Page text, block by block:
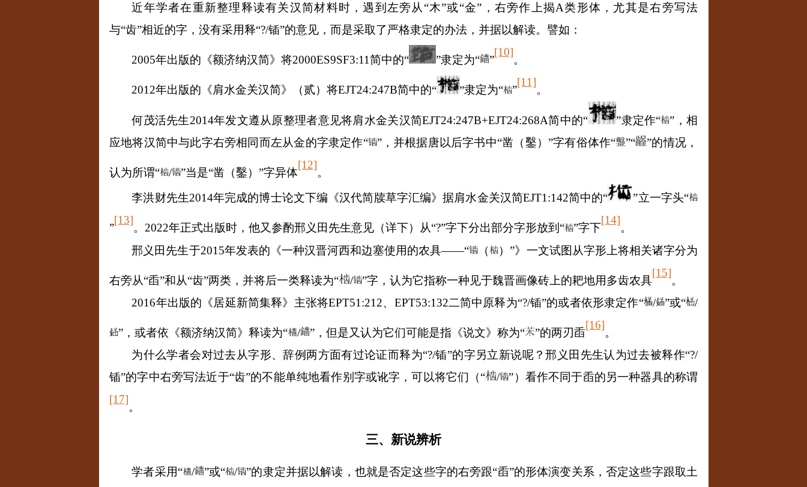
近年学者在重新整理释读有关汉简材料时，遇到左旁从 “木”或“金” ，右旁作上揭A类形体，尤其是右旁写法
与“齿”相近的字，没有采用释“?/锸”的意见，而是采取了严格隶定的办法，并据以解读。譬如：
2005年出版的《额济纳汉简》将2000ES9SF3:11简中的“ ”隶定为“ ”
[10]
。
2012年出版的《肩水金关汉简》（贰）将EJT24:247B简中的“ ”隶定为“ ”
[11]
。
何茂活先生2014年发文遵从原整理者意见将肩水金关汉简EJT24:247B+EJT24:268A简中的“ ”隶定作“ ” ，相
应地将汉简中与此字右旁相同而左从金的字隶定作“ ”，并根据唐以后字书中“凿（鑿） ”字有俗体作“ ”“ ”的情况，
认为所谓“ / ”当是“凿（鑿）”字异体
[12]
。
李洪财先生2014年完成的博士论文下编《汉代简牍草字汇编》据肩水金关汉简EJT1:142简中的“ ”立一字头“
”
[13]
。 2022年正式出版时，他又参酌邢义田先生意见（详下）从“?”字下分出部分字形放到“ ”字下
[14]
。
邢义田先生于2015年发表的《一种汉晋河西和边塞使用的农具——“ （ ）”》一文试图从字形上将相关诸字分为
右旁从“臿”和从“齿”两类，并将后一类释读为“ / ”字，认为它指称一种见于魏晋画像砖上的耙地用多齿农具
[15]
。
2016年出版的《居延新简集释》主张将EPT51:212、 EPT53:132二简中原释为“?/锸”的或者依形隶定作“ / ”或“ /
” ，或者依《额济纳汉简》释读为“ / ” ，但是又认为它们可能是指《说文》称为“ ”的两刃臿
[16]
。
为什么学者会对过去从字形、辞例两方面有过论证而释为“?/锸”的字另立新说呢？邢义田先生认为过去被释作“?/
锸”的字中右旁写法近于“齿”的不能单纯地看作别字或讹字，可以将它们（“
/
”）看作不同于臿的另一种器具的称谓
[17]
。
三、新说辨析
学者采用“ / ”或“ / ”的隶定并据以解读，也就是否定这些字的右旁跟“臿”的形体演变关系，否定这些字跟取土